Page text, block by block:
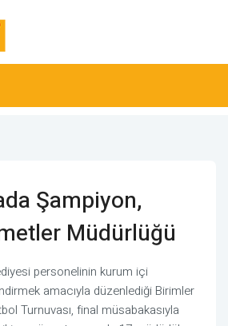
Şampiyon,
Müdürlüğü
personelinin kurum içi
amacıyla düzenlediği Birimler
Turnuvası, final müsabakasıyla